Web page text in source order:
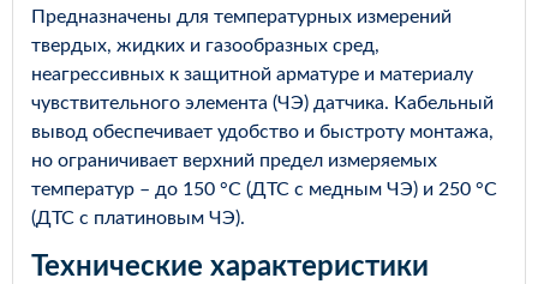
Предназначены для температурных измерений
твердых, жидких и газообразных сред,
неагрессивных к защитной арматуре и материалу
чувствительного элемента (ЧЭ) датчика. Кабельный
вывод обеспечивает удобство и быстроту монтажа,
но ограничивает верхний предел измеряемых
температур – до 150 °С (ДТС с медным ЧЭ) и 250 °С
(ДТС с платиновым ЧЭ).
Технические характеристики